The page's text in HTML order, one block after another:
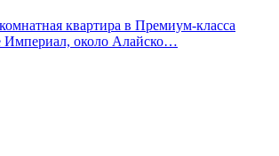
квартира в Премиум-класса
около Алайско…